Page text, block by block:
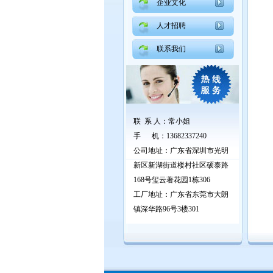
企业文化
人才招聘
联系我们
联 系 人 ： 常小姐
手 机 ： 13682337240
公司地址：广东省深圳市光明
新区新湖街道楼村社区硕泰路
168号玺云著花园1栋306
工厂地址：广东省东莞市大朗
镇深华路96号3楼301